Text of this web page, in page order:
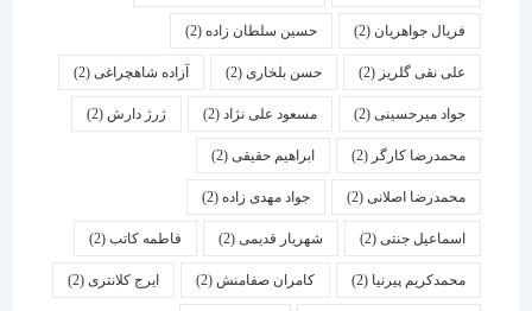
فریال جواهریان(2) حسین سلطان زاده(2)
علی نقی گلریز(2) حسن بلخاری(2) آزاده شاهچراغی(2)
جواد میرحسینی(2) مسعود علی نژاد(2) ژرژ دارش (2)
محمدرضا کارگر(2) ابراهیم حقیقی(2)
محمدرضا اصلانی(2) جواد مهدی زاده(2)
اسماعیل جنتی(2) شهریار قدیمی(2) فاطمه کاتب(2)
محمدکریم پیرنیا (2) کامران صفامنش(2) ایرج کلانتری (2)